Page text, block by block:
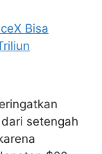
setengah